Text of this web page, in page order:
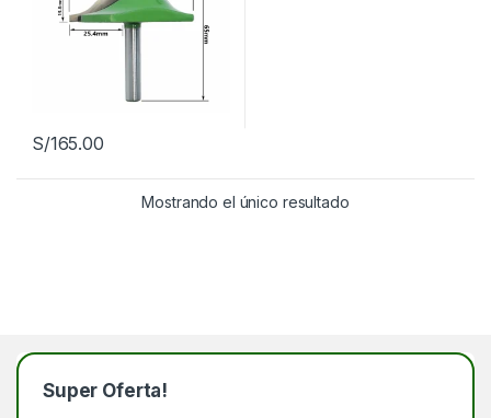
S/165.00
Mostrando el único resultado
Super Oferta!